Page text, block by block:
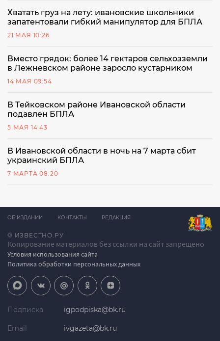
Хватать груз на лету: ивановские школьники
запатентовали гибкий манипулятор для БПЛА
21 МАЯ 10:26
Вместо грядок: более 14 гектаров сельхозземли
в Лежневском районе заросло кустарником
14 МАЯ 09:54
В Тейковском районе Ивановской области
подавлен БПЛА
5 МАЯ 14:43
В Ивановской области в ночь на 7 марта сбит
украинский БПЛА
7 МАРТА 08:20
© ИЗВЕСТНО.РУ
Копирование материалов без ссылки на сайт запрещено
Условия использования сайта
Политика обработки персональных данных
ОБ ИЗДАНИИ КОНТАКТЫ РЕДАКЦИЯ
Подписка igpodpiska@bk.ru
Email ivgazeta@bk.ru